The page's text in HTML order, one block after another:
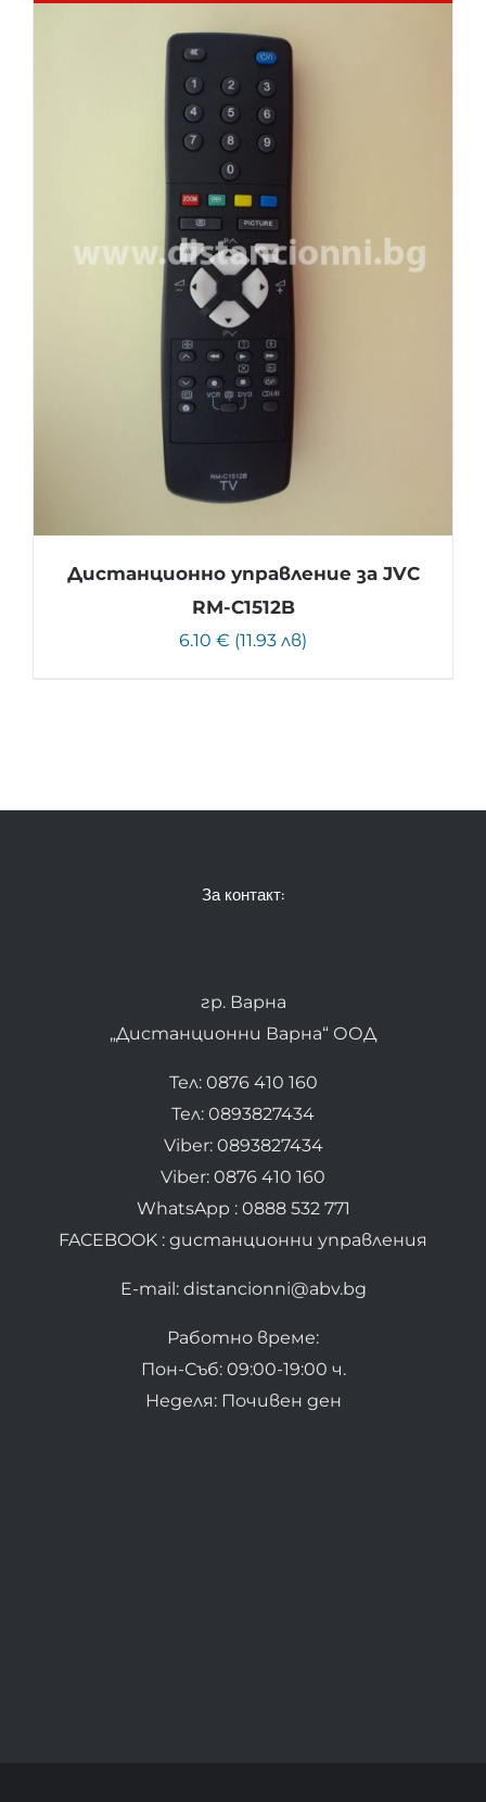
Дистанционно управление за JVC
RM-C1512B
6.10 € (11.93 лв)
За контакт:
гр. Варна
„Дистанционни Варна“ ООД
Тел: 0876 410 160
Тел: 0893827434
Viber: 0893827434
Viber: 0876 410 160
WhatsApp : 0888 532 771
FACEBOOK : дистанционни управления
E-mail: distancionni@abv.bg
Работно време:
Пон-Съб: 09:00-19:00 ч.
Неделя: Почивен ден